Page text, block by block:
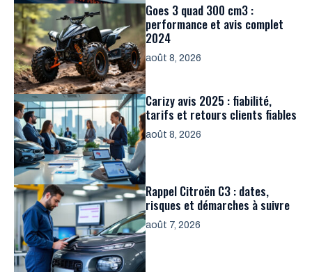
Goes 3 quad 300 cm3 :
performance et avis complet
2024
août 8, 2026
Carizy avis 2025 : fiabilité,
tarifs et retours clients fiables
août 8, 2026
Rappel Citroën C3 : dates,
risques et démarches à suivre
août 7, 2026